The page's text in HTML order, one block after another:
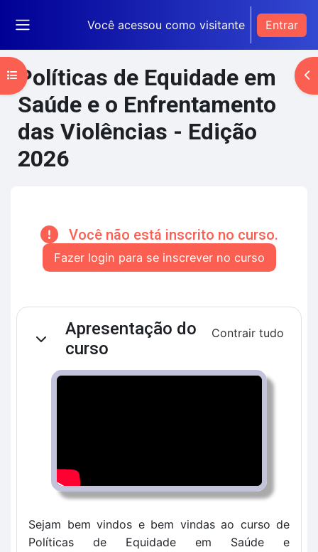
Você acessou como visitante Entrar
Políticas de Equidade em
Saúde e o Enfrentamento
das Violências - Edição
2026
Você não está inscrito no curso.
Fazer login para se inscrever no curso
Abrir índice do curso
Contorno da seção
Contrair
Apresentação do
curso
Contrair tudo
Sejam bem vindos e bem vindas ao curso de
Políticas de Equidade em Saúde e